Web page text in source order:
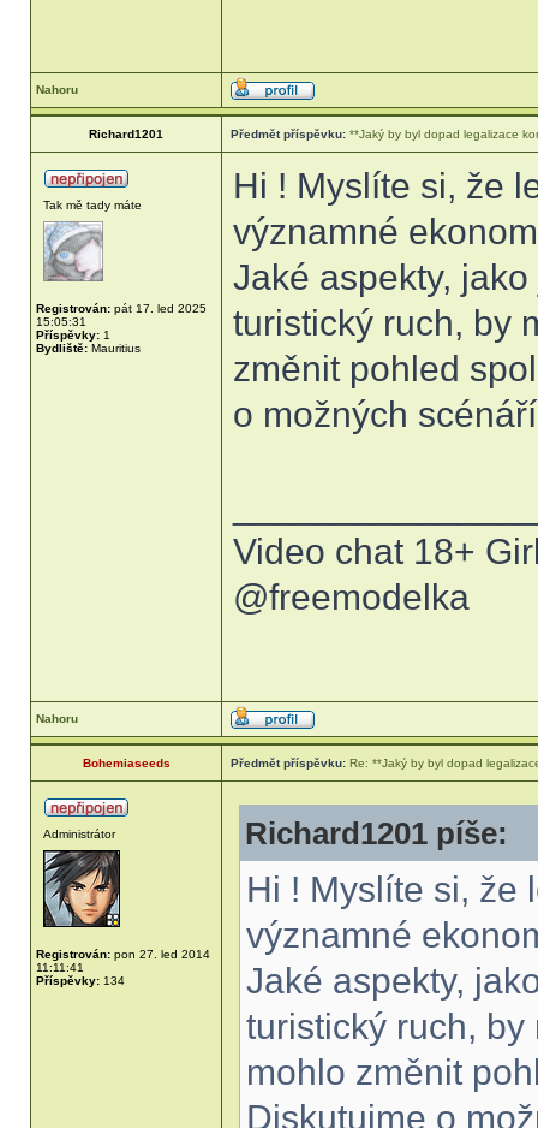
Nahoru
Richard1201 Předmět příspěvku: **Jaký by byl dopad legalizace
Tak mě tady máte
Registrován: pát 17. led 2025
15:05:31
Příspěvky: 1
Bydliště: Mauritius
Hi ! Myslíte si, že
významné
Jaké aspekty,
turistický ruch, by
změnit pohled
o možných
Video chat 18+
@freemodelka
Nahoru
Bohemiaseeds Předmět příspěvku: Re: **Jaký by byl dopad
Administrátor
Registrován: pon 27. led 2014
11:11:41
Příspěvky: 134
Richard1201 píše:
Hi ! Myslíte si, že
významné
Jaké aspekty,
turistický ruch,
mohlo změnit
Diskutujme o